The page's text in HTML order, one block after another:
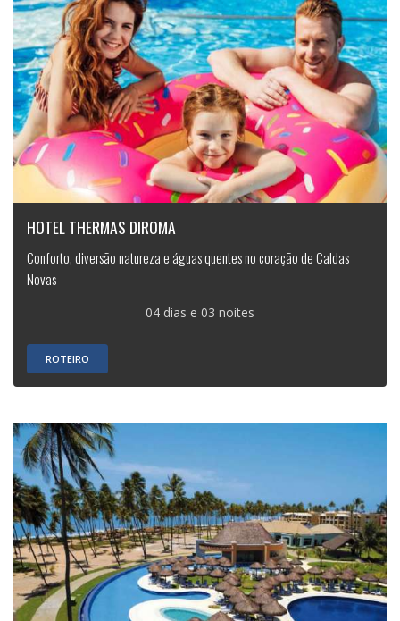
HOTEL THERMAS DIROMA
Conforto, diversão natureza e águas quentes no coração de Caldas
Novas
04 dias e 03 noites
ROTEIRO